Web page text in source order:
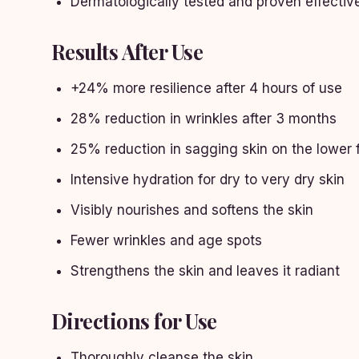
Results After Use
+24% more resilience after 4 hours of use
28% reduction in wrinkles after 3 months
25% reduction in sagging skin on the lower
Intensive hydration for dry to very dry skin
Visibly nourishes and softens the skin
Fewer wrinkles and age spots
Strengthens the skin and leaves it radiant
Directions for Use